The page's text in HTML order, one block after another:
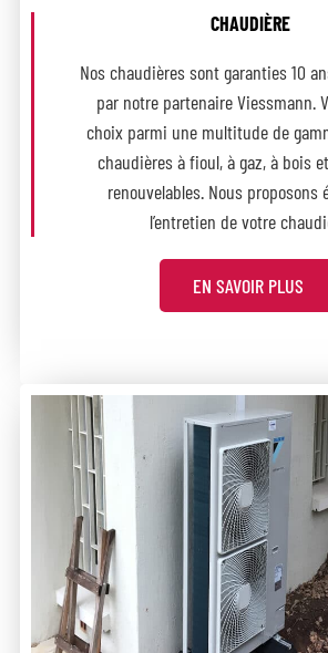
CHAUDIÈRE
Nos chaudières sont garanties 10
par notre partenaire Viessmann.
choix parmi une multitude de
chaudières à fioul, à gaz, à bois
renouvelables. Nous proposons
l’entretien de votre
EN SAVOIR PLUS